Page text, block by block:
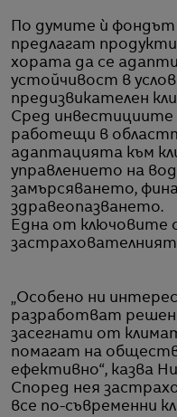
По думите ѝ фондът
предлагат
хората да се
устойчивост в
предизвикателен
Сред инвестициите
работещи в
адаптацията към
управлението на
замърсяването,
здравеопазването.
Една от ключовите
„Особено ни
разработват
засегнати от
помагат на
ефективно“, казва
Според нея
все по-съвременни